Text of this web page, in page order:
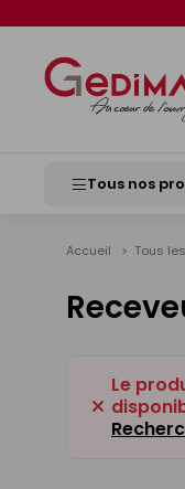
Tous nos
Accueil Tous
Le